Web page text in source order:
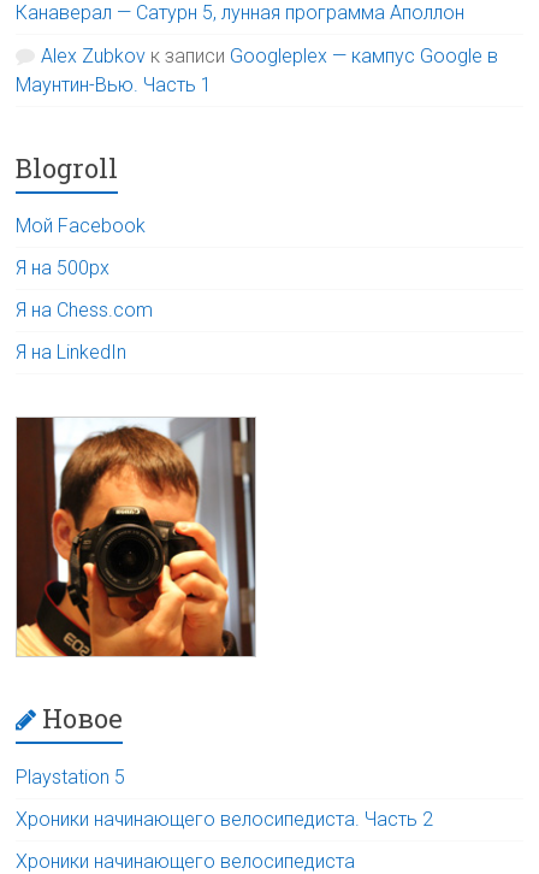
Канаверал — Сатурн 5, лунная программа Аполлон
Alex Zubkov к записи Googleplex — кампус Google в
Маунтин-Вью. Часть 1
Blogroll
Мой Facebook
Я на 500px
Я на Chess.com
Я на LinkedIn
Новое
Playstation 5
Хроники начинающего велосипедиста. Часть 2
Хроники начинающего велосипедиста